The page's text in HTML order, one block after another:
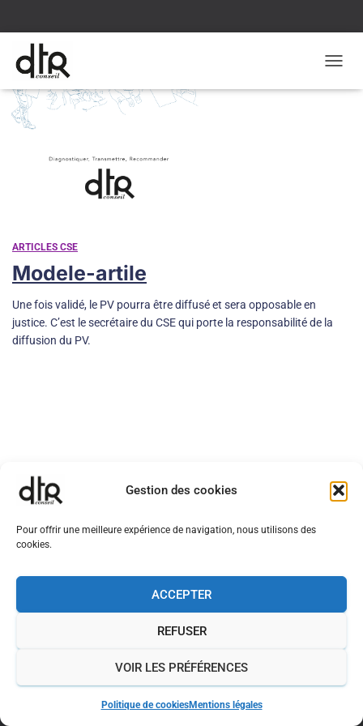
Gestion des cookies
Pour offrir une meilleure expérience de navigation, nous utilisons des
cookies.
ACCEPTER
REFUSER
VOIR LES PRÉFÉRENCES
Politique de cookiesMentions légales
ARTICLES CSE
Modele-artile
Une fois validé, le PV pourra être diffusé et sera opposable en
justice. C’est le secrétaire du CSE qui porte la responsabilité de la
diffusion du PV.
POLITIQUE DE CONFIDENTIALITÉ